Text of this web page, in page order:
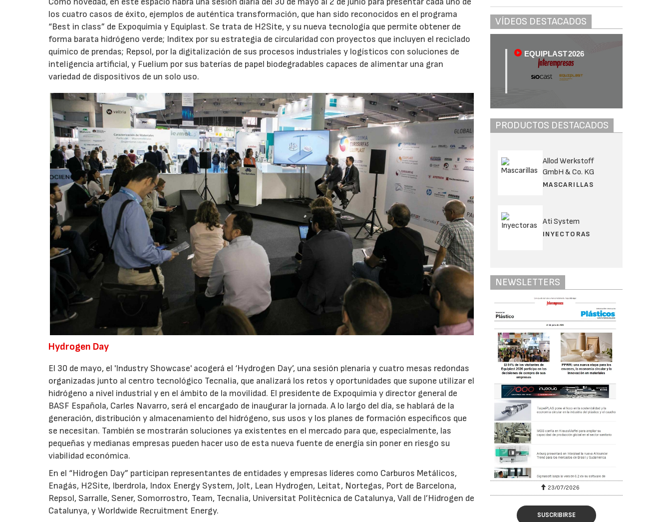
los cuatro casos de éxito, ejemplos de auténtica transformación, que han sido reconocidos en el programa
“Best in class” de Expoquimia y Equiplast. Se trata de H2Site, y su nueva tecnología que permite obtener de
forma barata hidrógeno verde; Inditex por su estrategia de circularidad con proyectos que incluyen el reciclado
químico de prendas; Repsol, por la digitalización de sus procesos industriales y logísticos con soluciones de
inteligencia artificial, y Fuelium por sus baterías de papel biodegradables capaces de alimentar una gran
variedad de dispositivos de un solo uso.
Hydrogen Day
El 30 de mayo, el 'Industry Showcase' acogerá el ‘Hydrogen Day’, una sesión plenaria y cuatro mesas redondas
organizadas junto al centro tecnológico Tecnalia, que analizará los retos y oportunidades que supone utilizar el
hidrógeno a nivel industrial y en el ámbito de la movilidad. El presidente de Expoquimia y director general de
BASF Española, Carles Navarro, será el encargado de inaugurar la jornada. A lo largo del día, se hablará de la
generación, distribución y almacenamiento del hidrógeno, sus usos y los planes de formación específicos que
se necesitan. También se mostrarán soluciones ya existentes en el mercado para que, especialmente, las
pequeñas y medianas empresas pueden hacer uso de esta nueva fuente de energía sin poner en riesgo su
viabilidad económica.
En el “Hidrogen Day” participan representantes de entidades y empresas líderes como Carburos Metálicos,
Enagás, H2Site, Iberdrola, Indox Energy System, Jolt, Lean Hydrogen, Leitat, Nortegas, Port de Barcelona,
Repsol, Sarralle, Sener, Somorrostro, Team, Tecnalia, Universitat Politècnica de Catalunya, Vall de l’Hidrogen de
Catalunya, y Worldwide Recruitment Energy.
VÍDEOS DESTACADOS
EQUIPLAST 2026
PRODUCTOS DESTACADOS
Allod Werkstoff
GmbH & Co. KG
MASCARILLAS
Ati System
INYECTORAS
NEWSLETTERS
23/07/2026 30/07/2026 23/07/2026
SUSCRIBIRSE